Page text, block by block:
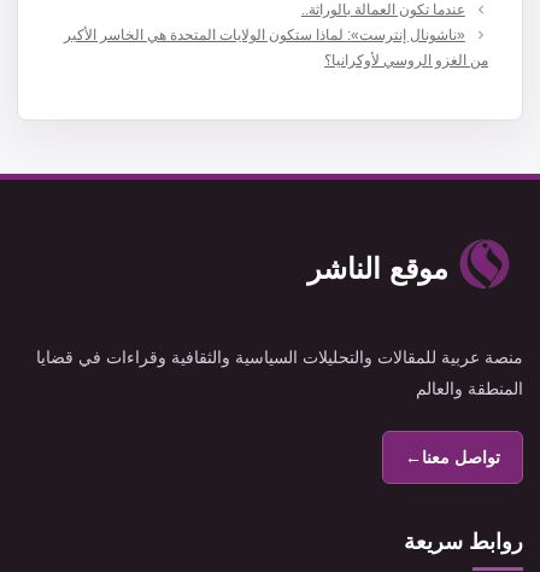
عندما تكون العمالة بالوراثة..
«ناشونال إنترست»: لماذا ستكون الولايات المتحدة هي الخاسر الأكبر
من الغزو الروسي لأوكرانيا؟
موقع الناشر
منصة عربية للمقالات والتحليلات السياسية والثقافية وقراءات في قضايا
المنطقة والعالم
تواصل معنا←
روابط سريعة